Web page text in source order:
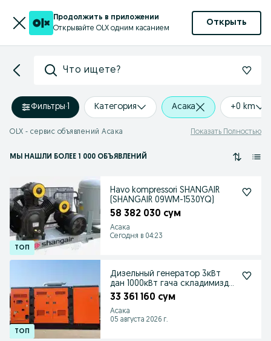
Продолжить в приложении
Открывайте OLX одним касанием
Открыть
Что ищете?
Фильтры·1 Категория Асака +0 km
OLX - сервис объявлений Асака Показать Полностью
МЫ НАШЛИ БОЛЕЕ 1 000 ОБЪЯВЛЕНИЙ
Havo kompressori SHANGAIR
(SHANGAIR 09WM-1530YQ)
58 382 030 сум
Асака
Сегодня в 04:23
Дизельный генератор 3кВт
дан 1000кВт гача складимизда
мавжуд
33 361 160 сум
Асака
05 августа 2026 г.